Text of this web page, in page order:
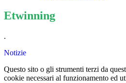
Etwinning
.
Notizie
Questo sito o gli strumenti terzi da
cookie necessari al funzionamento ed